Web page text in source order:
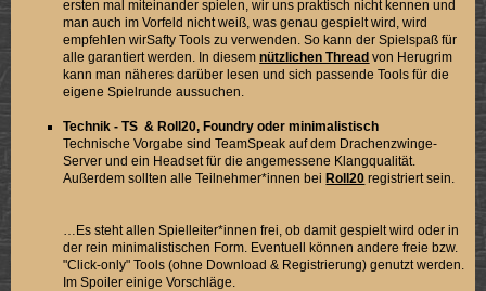
ersten mal miteinander spielen, wir uns praktisch nicht kennen und
man auch im Vorfeld nicht weiß, was genau gespielt wird, wird
empfehlen wirSafty Tools zu verwenden. So kann der Spielspaß für
alle garantiert werden. In diesemnützlichen Thread von Herugrim
kann man näheres darüber lesen und sich passende Tools für die
eigene Spielrunde aussuchen.
Technik - TS & Roll20, Foundry oder minimalistisch
Technische Vorgabe sind TeamSpeak auf dem Drachenzwinge-
Server und ein Headset für die angemessene Klangqualität.
Außerdem sollten alle Teilnehmer*innen beiRoll20 registriert sein.
…Es steht allen Spielleiter*innen frei, ob damit gespielt wird oder in
der rein minimalistischen Form. Eventuell können andere freie bzw.
"Click-only" Tools (ohne Download & Registrierung) genutzt werden.
Im Spoiler einige Vorschläge.